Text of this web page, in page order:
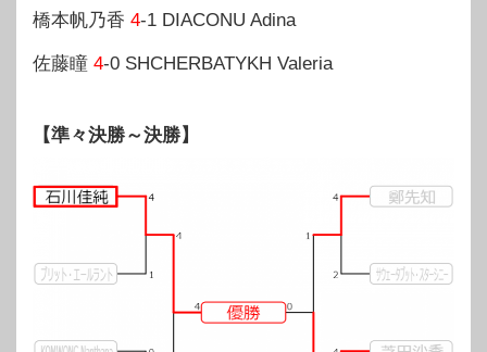
橋本帆乃香 4-1 DIACONU Adina
佐藤瞳 4-0 SHCHERBATYKH Valeria
【準々決勝～決勝】